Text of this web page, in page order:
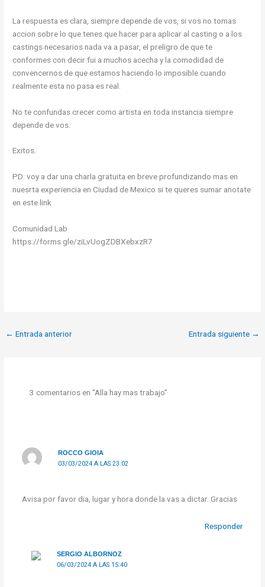
La respuesta es clara, siempre depende de vos, si vos no tomas
accion sobre lo que tenes que hacer para aplicar al casting o a los
castings necesarios nada va a pasar, el preligro de que te
conformes con decir fui a muchos acecha y la comodidad de
convencernos de que estamos haciendo lo imposible cuando
realmente esta no pasa es real.
No te confundas crecer como artista en toda instancia siempre
depende de vos.
Exitos.
PD: voy a dar una charla gratuita en breve profundizando mas en
nuesrta experiencia en Ciudad de Mexico si te queres sumar anotate
en este link
Comunidad Lab
https://forms.gle/ziLvUogZDBXebxzR7
← Entrada anterior Entrada siguiente →
3 comentarios en “Alla hay mas trabajo”
ROCCO GIOIA
03/03/2024 A LAS 23:02
Avisa por favor dia, lugar y hora donde la vas a dictar. Gracias
Responder
SERGIO ALBORNOZ
06/03/2024 A LAS 15:40